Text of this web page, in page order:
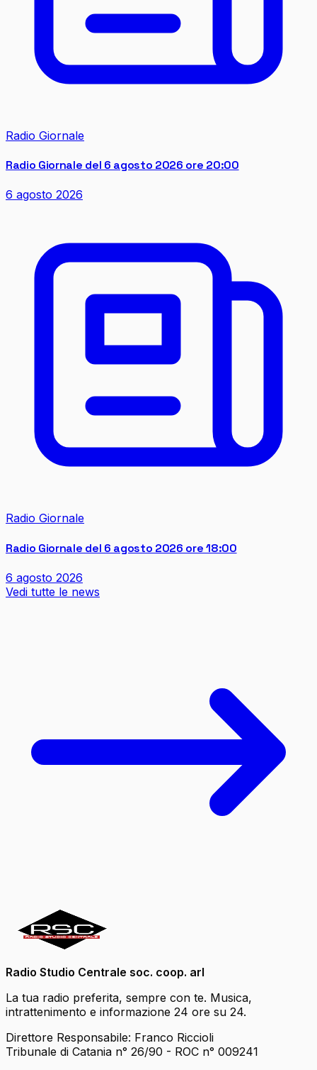
Radio Giornale
Radio Giornale del 6 agosto 2026 ore 20:00
6 agosto 2026
Radio Giornale
Radio Giornale del 6 agosto 2026 ore 18:00
6 agosto 2026
Vedi tutte le news
Radio Studio Centrale soc. coop. arl
La tua radio preferita, sempre con te. Musica,
intrattenimento e informazione 24 ore su 24.
Direttore Responsabile: Franco Riccioli
Tribunale di Catania n° 26/90 - ROC n° 009241